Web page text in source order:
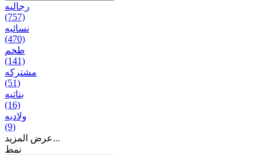
رجالیه
(757)
نسائیه
(470)
طخم
(141)
مشتركه
(51)
بناتیه
(16)
ولادیه
(9)
عرض المزيد...
نمط